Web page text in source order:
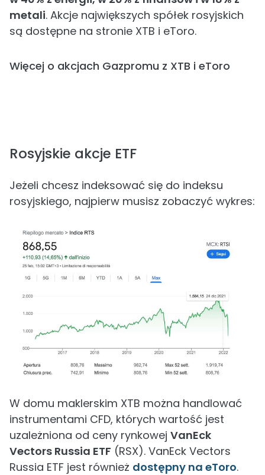
metali. Akcje największych spółek rosyjskich
są dostępne na stronie XTB i eToro.
Więcej o akcjach Gazpromu z XTB i eToro
Rosyjskie akcje ETF
Jeżeli chcesz indeksować się do indeksu
rosyjskiego, najpierw musisz zobaczyć wykres:
W domu maklerskim XTB można handlować
instrumentami CFD, których wartość jest
uzależniona od ceny rynkowej VanEck
Vectors Russia ETF (RSX). VanEck Vectors
Russia ETF jest również dostępny na eToro.